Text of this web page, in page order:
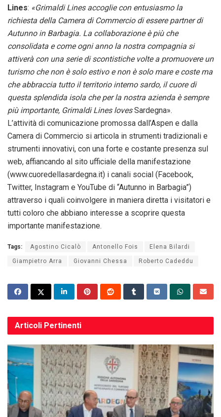
Lines: «Grimaldi Lines accoglie con entusiasmo la
richiesta della Camera di Commercio di essere partner di
Autunno in Barbagia. La collaborazione è più che
consolidata e come ogni anno la nostra compagnia si
attiverà con una serie di scontistiche volte a promuovere un
turismo che non è solo estivo e non è solo mare e coste ma
che abbraccia tutto il territorio interno sardo, il cuore di
questa splendida isola che per la nostra azienda è sempre
più importante, Grimaldi Lines lovesSardegna».
L’attività di comunicazione promossa dall’Aspen e dalla
Camera di Commercio si articola in strumenti tradizionali e
strumenti innovativi, con una forte e costante presenza sul
web, affiancando al sito ufficiale della manifestazione
(www.cuoredellasardegna.it) i canali social (Facebook,
Twitter, Instagram e YouTube di “Autunno in Barbagia”)
attraverso i quali coinvolgere in maniera diretta i visitatori e
tutti coloro che abbiano interesse a scoprire questa
importante manifestazione.
Tags: Agostino Cicalò Antonello Fois Elena Bilardi
Giampietro Arra Giovanni Chessa Roberto Cadeddu
Articoli Pertinenti